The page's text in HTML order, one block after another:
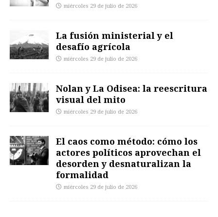
miércoles 29 de julio de 2026
La fusión ministerial y el
desafío agrícola
miércoles 29 de julio de 2026
Nolan y La Odisea: la reescritura
visual del mito
miércoles 29 de julio de 2026
El caos como método: cómo los
actores políticos aprovechan el
desorden y desnaturalizan la
formalidad
miércoles 29 de julio de 2026